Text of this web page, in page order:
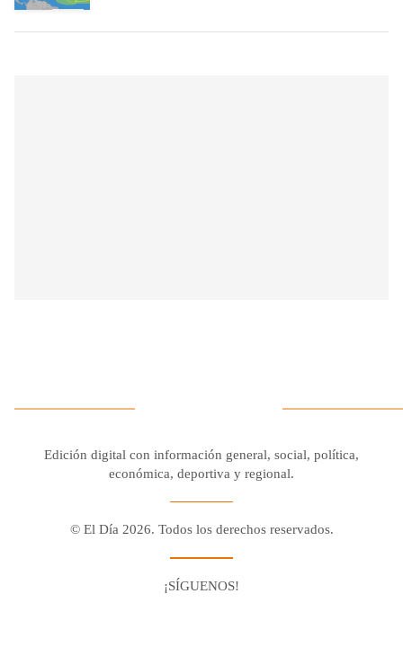
Edición digital con información general, social, política,
económica, deportiva y regional.
© El Día 2026. Todos los derechos reservados.
¡SÍGUENOS!